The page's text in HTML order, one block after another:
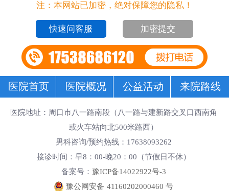
注：本网站已加密，绝对保障您的隐私！
加密提交
医院首页 医院概况 公益活动 来院路线
医院地址：周口市八一路南段（八一路与建新路交叉口西南角
或火车站向北500米路西）
男科咨询/预约热线：17638093262
接诊时间：早8：00-晚20：00（节假日不休）
备案号： 豫ICP备14022922号-3
豫公网安备 41160202000460 号